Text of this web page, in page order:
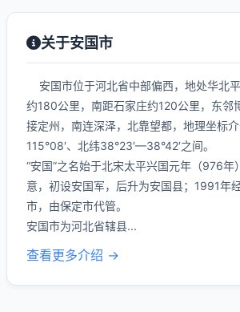
关于安国市
安国市位于河北省中部偏西，地处华北
约180公里，南距石家庄约120公里，东邻
接定州，南连深泽，北靠望都，地理坐标
115°08′、北纬38°23′—38°42′之间。
“安国”之名始于北宋太平兴国元年（976年
意，初设安国军，后升为安国县；1991年
市，由保定市代管。
安国市为河北省辖县...
查看更多介绍 →